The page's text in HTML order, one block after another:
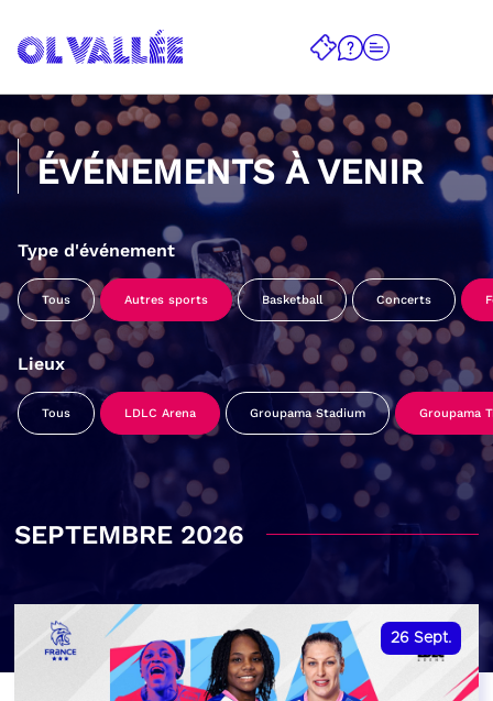
ÉVÉNEMENTS À VENIR
Type d'événement
Tous Autres sports Basketball Concerts
Lieux
Tous LDLC Arena Groupama Stadium Groupama
SEPTEMBRE 2026
26 Sept.